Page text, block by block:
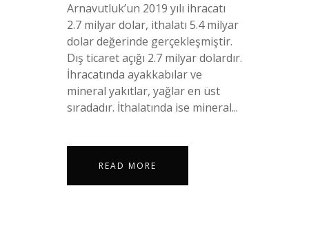
Arnavutluk’un 2019 yılı ihracatı
2.7 milyar dolar, ithalatı 5.4 milyar
dolar değerinde gerçekleşmiştir.
Dış ticaret açığı 2.7 milyar dolardır.
İhracatında ayakkabılar ve
mineral yakıtlar, yağlar en üst
sıradadır. İthalatında ise mineral...
READ MORE